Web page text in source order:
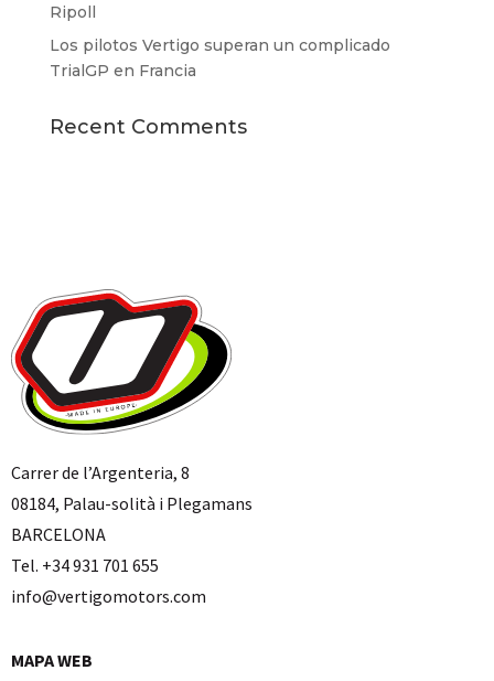
Ripoll
Los pilotos Vertigo superan un complicado
TrialGP en Francia
Recent Comments
Carrer de l’Argenteria, 8
08184, Palau-solità i Plegamans
BARCELONA
Tel. +34 931 701 655
info@vertigomotors.com
MAPA WEB